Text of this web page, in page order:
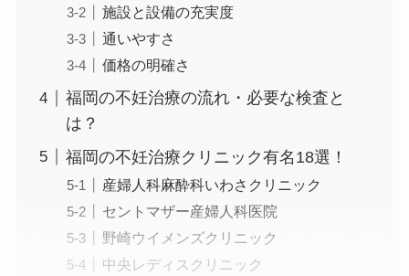
施設と設備の充実度
通いやすさ
価格の明確さ
福岡の不妊治療の流れ・必要な検査と
は？
福岡の不妊治療クリニック有名18選！
産婦人科麻酔科いわさクリニック
セントマザー産婦人科医院
野崎ウイメンズクリニック
中央レディスクリニック